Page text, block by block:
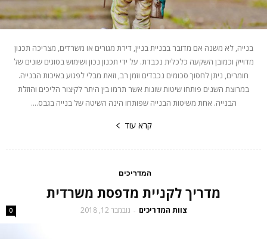
בנייה, לא משנה אם מדובר בבניית בניין, דירת מגורים או משרדים, מצריכה תכנון
מדוייק וכמובן השקעה כלכלית נכבדת. על ידי תכנון נכון ושימוש בסוגים שונים של
חומרים, ניתן לחסוך סכומים נכבדים וזמן רב, וזאת מבלי לפגוע באיכות הבנייה.
במרוצת השנים פותחו שיטות שונות אשר תרמו בין היתר לקיצור הליכים והוזלת
הבנייה. אחת משיטות הבנייה שפותחו הינה השיטה של בנייה בגבס....
קרא עוד
המדריכים
מדריך לקניית מדפסת משרדית
צוות המדריכים - נובמבר 12, 2018 0